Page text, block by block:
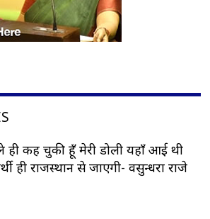
ही कह चुकी हूँ मेरी डोली यहाँ आई थी
ही राजस्थान से जाएगी- वसुन्धरा राजे